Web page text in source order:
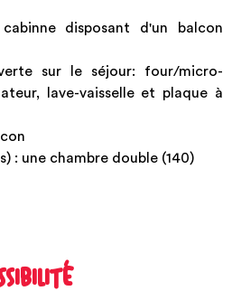
disposant d'un balcon
sur le séjour: four/micro-
lave-vaisselle et plaque à
: une chambre double (140)